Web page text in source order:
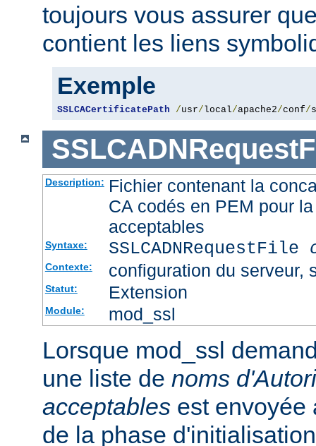
toujours vous assurer
contient les liens
Exemple
SSLCACertificatePath /usr/local/apache2/conf/
Description: Fichier contenant la
CA codés en PEM pour
acceptables
Syntaxe: SSLCADNRequestFile
Contexte: configuration du serveur,
Statut: Extension
Module: mod_ssl
Lorsque mod_ssl
une liste de noms
acceptables est envoyée
de la phase